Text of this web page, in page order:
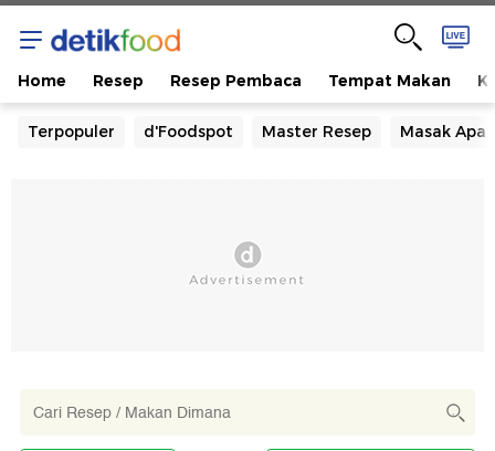
Home Resep Resep Pembaca Tempat Makan
Terpopuler d'Foodspot Master Resep Masak Apa